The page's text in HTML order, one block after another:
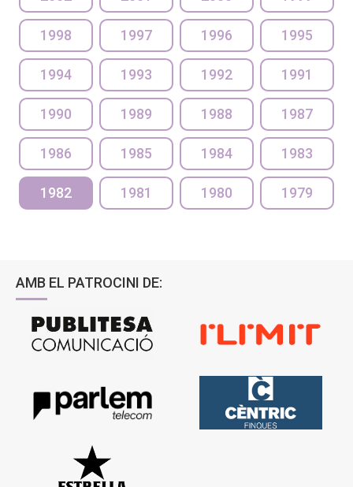
1998 1997 1996 1995
1994 1993 1992 1991
1990 1989 1988 1987
1986 1985 1984 1983
1982 1981 1980 1979
AMB EL PATROCINI DE: